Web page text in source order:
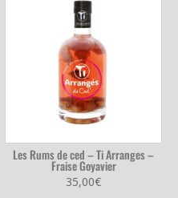
Les Rums de ced – Ti Arranges –
Fraise Goyavier
35,00€